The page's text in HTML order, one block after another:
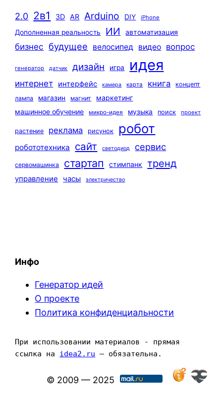
2.0 2в1 3D AR Arduino DIY iPhone
Дополненная реальность ИИ автоматизация
бизнес будущее велосипед видео вопрос
генератор датчик дизайн игра идея
интернет интерфейс камера карта книга
концепт
лампа
магазин магнит
маркетинг
машинное обучение
микро-идея музыка поиск проект
растение реклама рисунок робот
робототехника сайт светодиод сервис
сервомашинка стартап стимпанк тренд
управление часы электричество
Инфо
Генератор идей
О проекте
Политика конфиденциальности
При использовании материалов - прямая
ссылка на idea2.ru — обязательна.
© 2009 — 2025